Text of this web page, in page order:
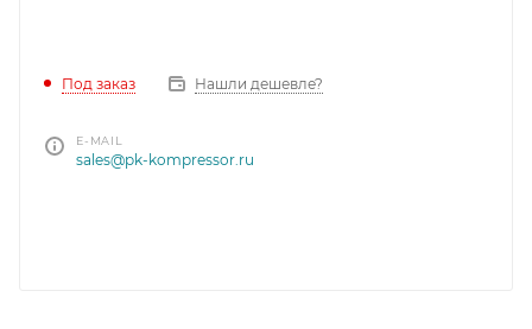
Под заказ Нашли дешевле?
E-MAIL
sales@pk-kompressor.ru